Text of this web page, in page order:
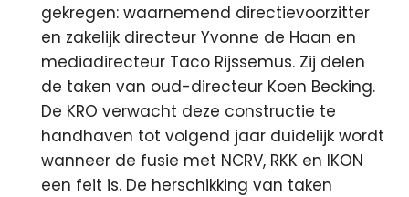
gekregen: waarnemend directievoorzitter
en zakelijk directeur Yvonne de Haan en
mediadirecteur Taco Rijssemus. Zij delen
de taken van oud-directeur Koen Becking.
De KRO verwacht deze constructie te
handhaven tot volgend jaar duidelijk wordt
wanneer de fusie met NCRV, RKK en IKON
een feit is. De herschikking van taken